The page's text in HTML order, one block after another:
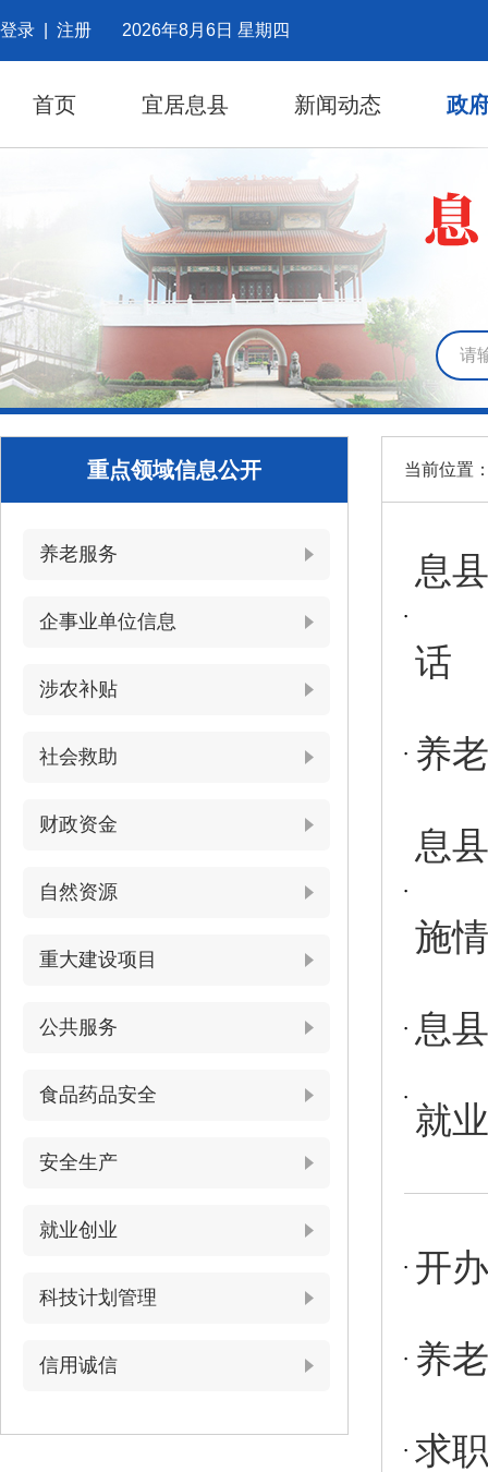
登录 注册 2026年8月6日 星期四
首页 宜居息县 新闻动态 政
重点领域信息公开
养老服务
企事业单位信息
涉农补贴
社会救助
财政资金
自然资源
重大建设项目
公共服务
食品药品安全
安全生产
就业创业
科技计划管理
信用诚信
当前位置
息
话
养
息
施
息
就
开
养
求